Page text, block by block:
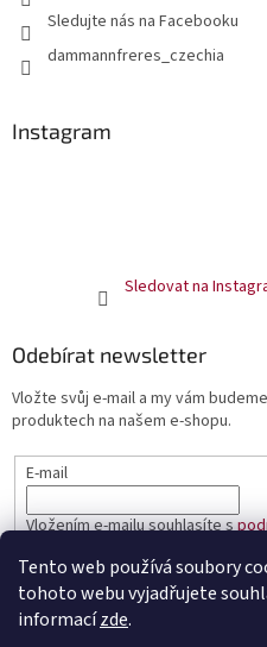
Tento web používá soubory
tohoto webu vyjadřujete
informacízde.
Sledujte nás na Facebooku
dammannfreres_czechia
Instagram
Sledovat na
Odebírat newsletter
Vložte svůj e-mail a my vám
produktech na našem e-shopu.
E-mail
Vložením e-mailu souhlasíte s
PŘIHLÁSIT SE